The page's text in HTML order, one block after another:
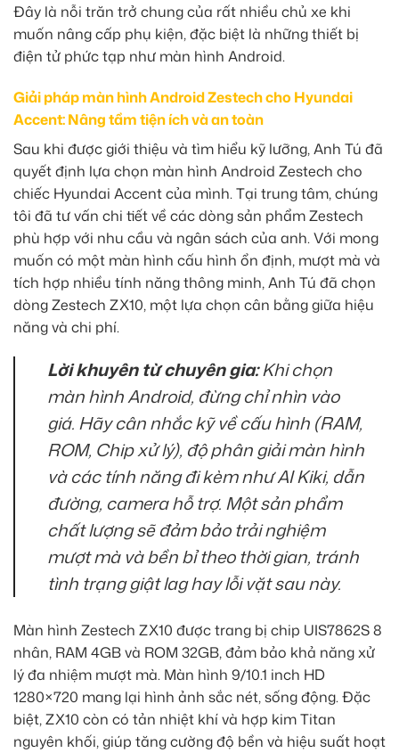
Đây là nỗi trăn trở chung của rất nhiều chủ xe khi
muốn nâng cấp phụ kiện, đặc biệt là những thiết bị
điện tử phức tạp như màn hình Android.
Giải pháp màn hình Android Zestech cho Hyundai
Accent: Nâng tầm tiện ích và an toàn
Sau khi được giới thiệu và tìm hiểu kỹ lưỡng, Anh Tú đã
quyết định lựa chọn màn hình Android Zestech cho
chiếc Hyundai Accent của mình. Tại trung tâm, chúng
tôi đã tư vấn chi tiết về các dòng sản phẩm Zestech
phù hợp với nhu cầu và ngân sách của anh. Với mong
muốn có một màn hình cấu hình ổn định, mượt mà và
tích hợp nhiều tính năng thông minh, Anh Tú đã chọn
dòng Zestech ZX10, một lựa chọn cân bằng giữa hiệu
năng và chi phí.
Lời khuyên từ chuyên gia:Khi chọn
màn hình Android, đừng chỉ nhìn vào
giá. Hãy cân nhắc kỹ về cấu hình (RAM,
ROM, Chip xử lý), độ phân giải màn hình
và các tính năng đi kèm như AI Kiki, dẫn
đường, camera hỗ trợ. Một sản phẩm
chất lượng sẽ đảm bảo trải nghiệm
mượt mà và bền bỉ theo thời gian, tránh
tình trạng giật lag hay lỗi vặt sau này.
Màn hình Zestech ZX10 được trang bị chip UIS7862S 8
nhân, RAM 4GB và ROM 32GB, đảm bảo khả năng xử
lý đa nhiệm mượt mà. Màn hình 9/10.1 inch HD
1280×720 mang lại hình ảnh sắc nét, sống động. Đặc
biệt, ZX10 còn có tản nhiệt khí và hợp kim Titan
nguyên khối, giúp tăng cường độ bền và hiệu suất hoạt